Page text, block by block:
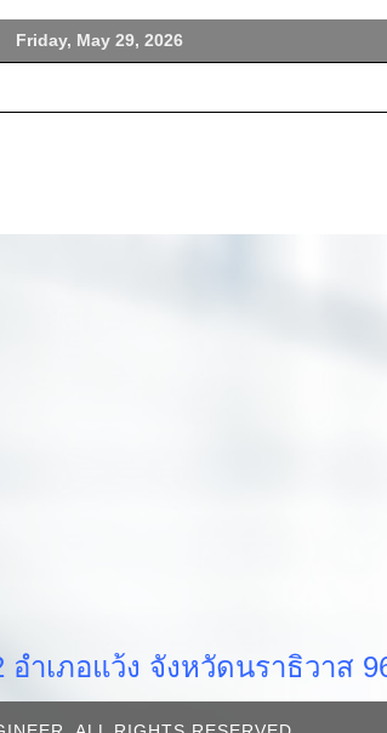
Friday, May 29, 2026
ำเภอแว้ง จังหวัดนราธิวาส